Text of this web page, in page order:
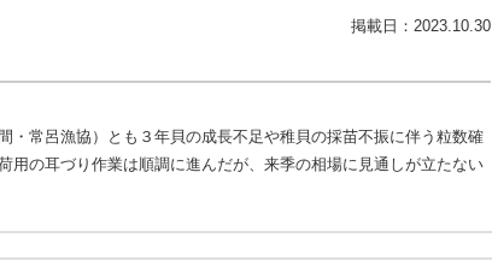
掲載日： 2023.10.30
常呂漁協）とも３年貝の成長不足や稚貝の採苗不振に伴う粒数確
用の耳づり作業は順調に進んだが、来季の相場に見通しが立たない